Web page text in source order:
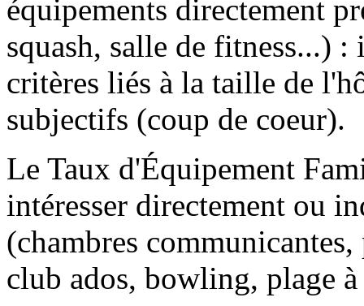
équipements directement
squash, salle de fitness...)
critères liés à la taille de
subjectifs (coup de coeur).
Le Taux d'Équipement
intéresser directement ou
(chambres
club ados, bowling, plage